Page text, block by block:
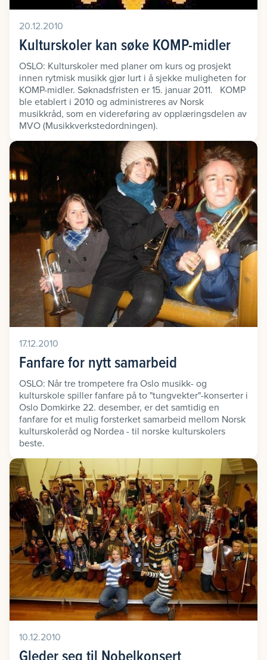
20.12.2010
Kulturskoler kan søke KOMP-midler
OSLO: Kulturskoler med planer om kurs og prosjekt
innen rytmisk musikk gjør lurt i å sjekke muligheten for
KOMP-midler. Søknadsfristen er 15. januar 2011. KOMP
ble etablert i 2010 og administreres av Norsk
musikkråd, som en videreføring av opplæringsdelen av
MVO (Musikkverkstedordningen).
17.12.2010
Fanfare for nytt samarbeid
OSLO: Når tre trompetere fra Oslo musikk- og
kulturskole spiller fanfare på to "tungvekter"-konserter i
Oslo Domkirke 22. desember, er det samtidig en
fanfare for et mulig forsterket samarbeid mellom Norsk
kulturskoleråd og Nordea - til norske kulturskolers
beste.
10.12.2010
Gleder seg til Nobelkonsert